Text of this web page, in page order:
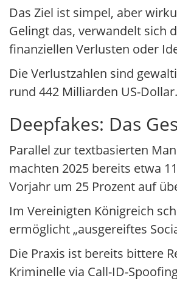
Das Ziel ist simpel, aber
Gelingt das, verwandelt sich
finanziellen Verlusten oder
Die Verlustzahlen sind
rund 442 Milliarden US-
Deepfakes: Das
Parallel zur textbasierten
machten 2025 bereits etwa
Vorjahr um 25 Prozent auf
Im Vereinigten Königreich
ermöglicht „ausgereiftes
Die Praxis ist bereits bittere
Kriminelle via Call-ID-